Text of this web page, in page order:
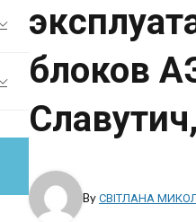
блоков
ByСВІТЛАНА